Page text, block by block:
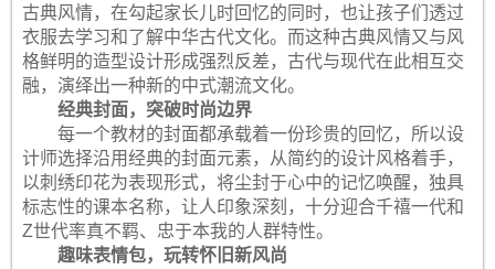
古典风情，在勾起家长儿时回忆的同时，也让孩子们透过
衣服去学习和了解中华古代文化。而这种古典风情又与风
格鲜明的造型设计形成强烈反差，古代与现代在此相互交
融，演绎出一种新的中式潮流文化。
经典封面，突破时尚边界
每一个教材的封面都承载着一份珍贵的回忆，所以设
计师选择沿用经典的封面元素，从简约的设计风格着手，
以刺绣印花为表现形式，将尘封于心中的记忆唤醒，独具
标志性的课本名称，让人印象深刻，十分迎合千禧一代和
Z世代率真不羁、忠于本我的人群特性。
趣味表情包，玩转怀旧新风尚